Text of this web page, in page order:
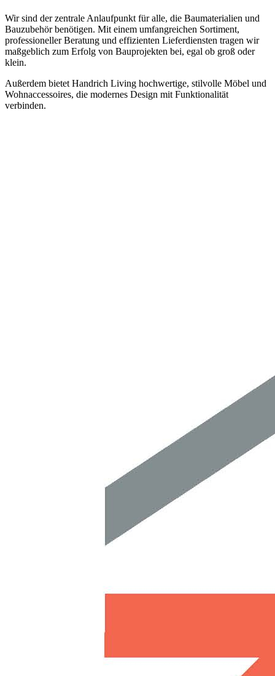
Wir sind der zentrale Anlaufpunkt für alle, die Baumaterialien und
Bauzubehör benötigen. Mit einem umfangreichen Sortiment,
professioneller Beratung und effizienten Lieferdiensten tragen wir
maßgeblich zum Erfolg von Bauprojekten bei, egal ob groß oder
klein.
Außerdem bietet Handrich Living hochwertige, stilvolle Möbel und
Wohnaccessoires, die modernes Design mit Funktionalität
verbinden.